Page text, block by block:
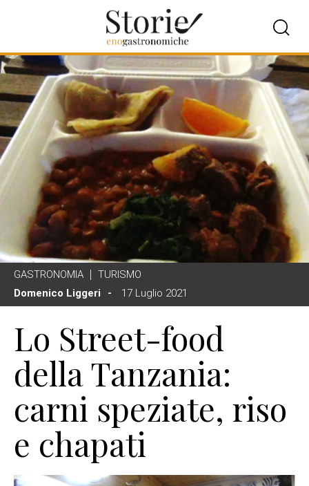
GASTRONOMIA
TURISMO
Domenico Liggeri
17 Luglio 2021
Lo Street-food
della Tanzania:
carni speziate, riso
e chapati